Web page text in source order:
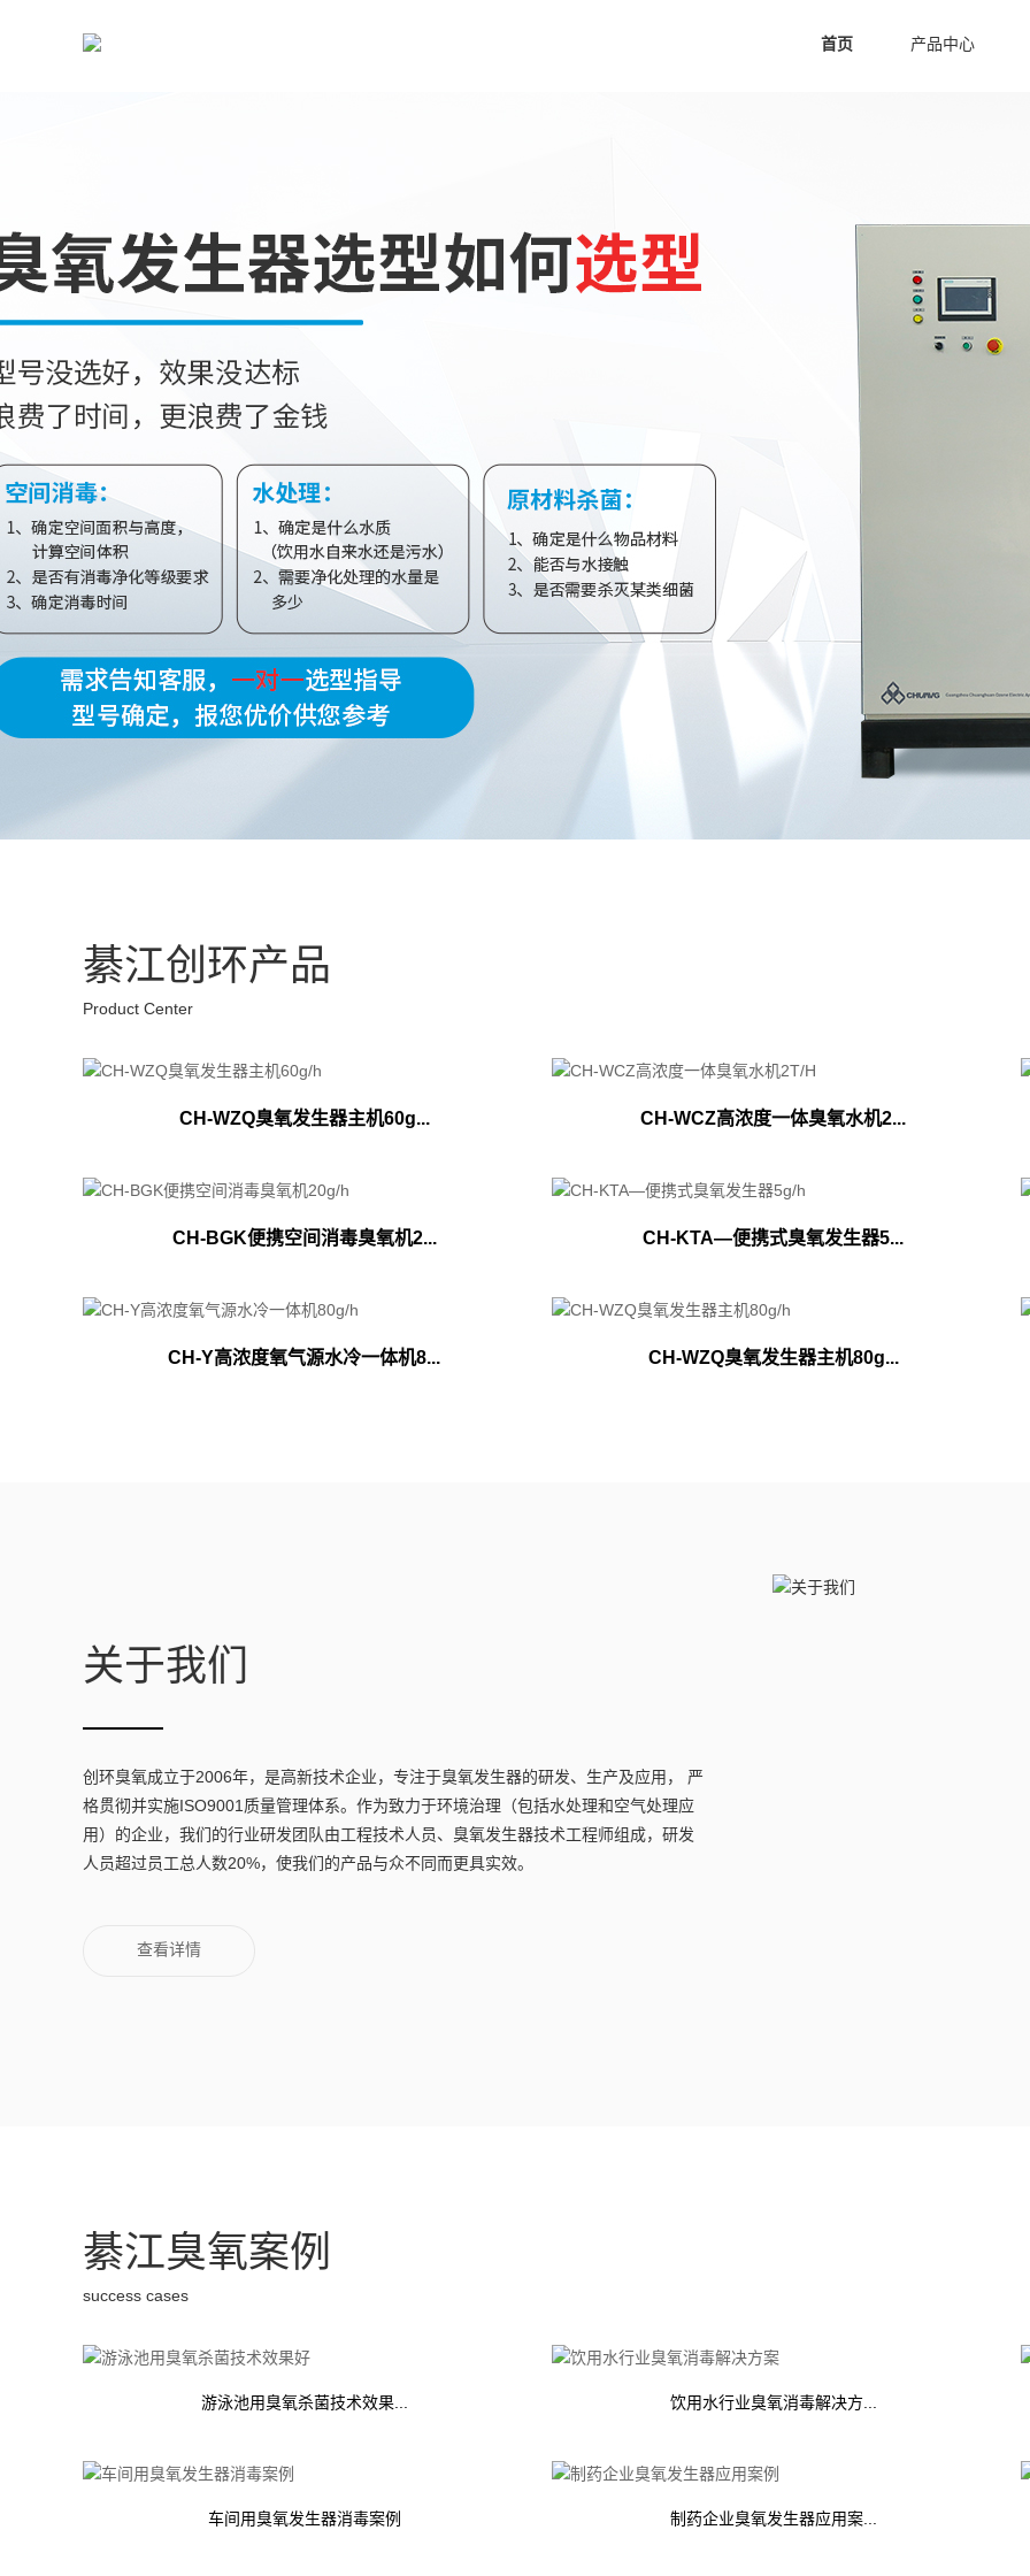
首页 产品中心
綦江创环产品
Product Center
CH-WZQ臭氧发生器主机60g... CH-WCZ高浓度一体臭氧水机2...
CH-BGK便携空间消毒臭氧机2... CH-KTA—便携式臭氧发生器5...
CH-Y高浓度氧气源水冷一体机8... CH-WZQ臭氧发生器主机80g...
关于我们
创环臭氧成立于2006年，是高新技术企业，专注于臭氧发生器的研发、生产及应用， 严
格贯彻并实施ISO9001质量管理体系。作为致力于环境治理（包括水处理和空气处理应
用）的企业，我们的行业研发团队由工程技术人员、臭氧发生器技术工程师组成，研发
人员超过员工总人数20%，使我们的产品与众不同而更具实效。
查看详情
綦江臭氧案例
success cases
游泳池用臭氧杀菌技术效果... 饮用水行业臭氧消毒解决方...
车间用臭氧发生器消毒案例 制药企业臭氧发生器应用案...